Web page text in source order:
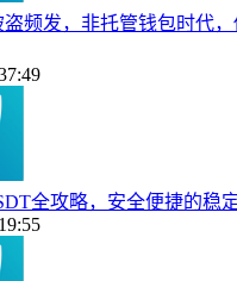
盗频发，非托管钱包时代
全攻略，安全便捷的稳